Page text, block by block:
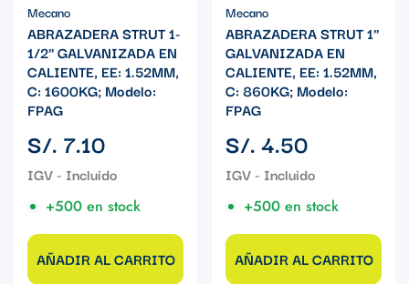
Mecano
ABRAZADERA STRUT 1-
1/2" GALVANIZADA EN
CALIENTE, EE: 1.52MM,
C: 1600KG; Modelo:
FPAG
Precio
regular
S/. 7.10
+500 en stock
AÑADIR AL CARRITO
Mecano
ABRAZADERA STRUT 1"
GALVANIZADA EN
CALIENTE, EE: 1.52MM,
C: 860KG; Modelo:
FPAG
Precio
regular
S/. 4.50
+500 en stock
AÑADIR AL CARRITO